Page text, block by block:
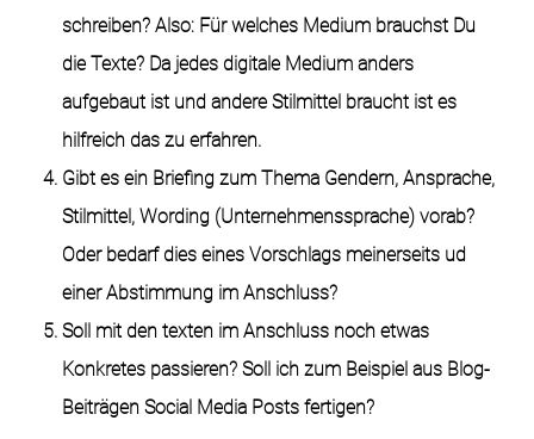
schreiben? Also: Für welches Medium brauchst Du
die Texte? Da jedes digitale Medium anders
aufgebaut ist und andere Stilmittel braucht ist es
hilfreich das zu erfahren.
Gibt es ein Briefing zum Thema Gendern, Ansprache,
Stilmittel, Wording (Unternehmenssprache) vorab?
Oder bedarf dies eines Vorschlags meinerseits ud
einer Abstimmung im Anschluss?
Soll mit den texten im Anschluss noch etwas
Konkretes passieren? Soll ich zum Beispiel aus Blog-
Beiträgen Social Media Posts fertigen?